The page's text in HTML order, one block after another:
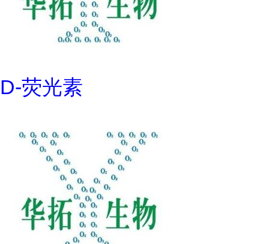
D-荧光素